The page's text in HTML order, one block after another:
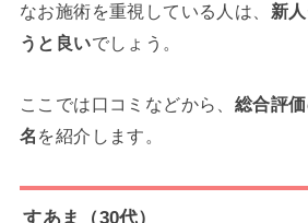
なお施術を重視している人は、 新
うと良いでしょう。
ここでは口コミなどから、 総合評
名 を紹介します。
すあま（30代）